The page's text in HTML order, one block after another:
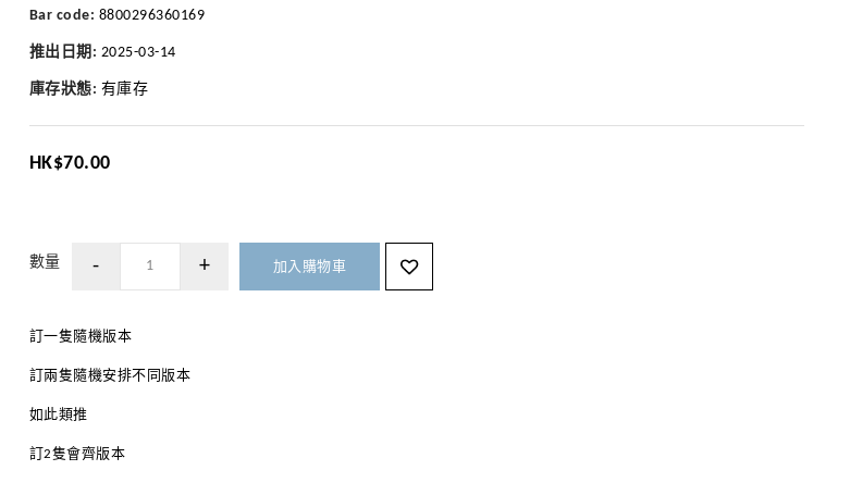
Bar code: 8800296360169
推出日期: 2025-03-14
庫存狀態: 有庫存
HK$70.00
數量 加入購物車
訂一隻隨機版本
訂兩隻隨機安排不同版本
如此類推
訂2隻會齊版本